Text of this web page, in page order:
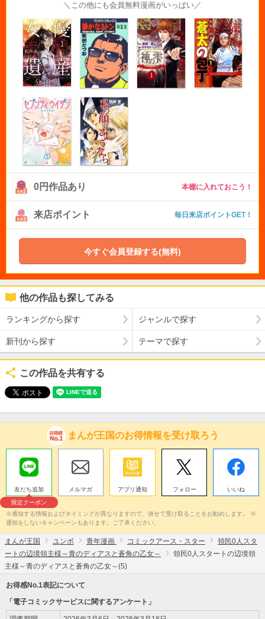
＼この他にも会員無料漫画がいっぱい／
0円作品あり 本棚に入れておこう！
来店ポイント 毎日来店ポイントGET！
今すぐ会員登録する(無料)
他の作品も探してみる
ランキングから探す ジャンルで探す
新刊から探す テーマで探す
この作品を共有する
まんが王国のお得情報を受け取ろう
友だち追加
限定クーポン
メルマガ アプリ通知 フォロー いいね
※通知する情報およびタイミングが異なりますので、併せて受け取ることをお勧めします。 ※
通知をしないキャンペーンもあります。ご了承ください。
まんが王国 ユンボ 青年漫画 コミックアース・スター
領民0人スタ
ートの辺境領主様～青のディアスと蒼角の乙女～
領民0人スタートの辺境領
主様～青のディアスと蒼角の乙女～(5)
お得感No.1表記について
「電子コミックサービスに関するアンケート」